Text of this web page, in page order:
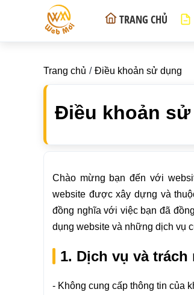
TRANG CHỦ
Trang chủ Điều khoản sử dụng
Điều khoản sử
Chào mừng bạn đến với
website được xây dựng và
đồng nghĩa với việc bạn đã
dụng website và những dịch vụ
1. Dịch vụ và
- Không cung cấp thông tin của